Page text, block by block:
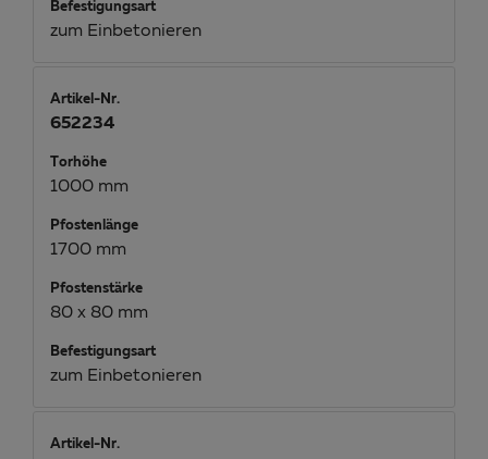
Befestigungsart
zum Einbetonieren
Artikel-Nr.
652234
Torhöhe
1000 mm
Pfostenlänge
1700 mm
Pfostenstärke
80 x 80 mm
Befestigungsart
zum Einbetonieren
Artikel-Nr.